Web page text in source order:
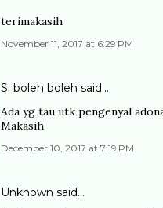
terimakasih
November 11, 2017 at 6:29 PM
Si boleh boleh said…
Ada yg tau utk pengenyal
Makasih
December 10, 2017 at 7:19 PM
Unknown said…